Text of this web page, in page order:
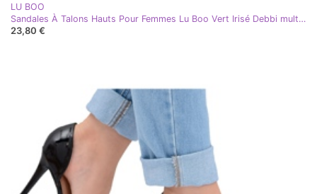
LU BOO
Sandales À Talons Hauts Pour Femmes Lu Boo Vert Irisé Debbi multicolore bleu
23,80 €